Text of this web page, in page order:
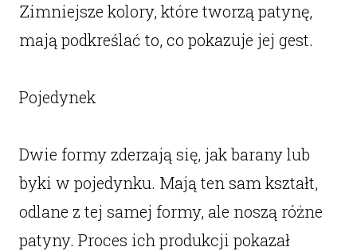
Zimniejsze kolory, które tworzą patynę,
mają podkreślać to, co pokazuje jej gest.
Pojedynek
Dwie formy zderzają się, jak barany lub
byki w pojedynku. Mają ten sam kształt,
odlane z tej samej formy, ale noszą różne
patyny. Proces ich produkcji pokazał